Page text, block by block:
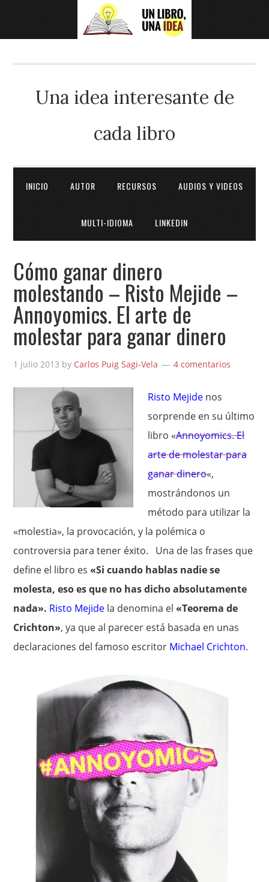
Una idea interesante de
cada libro
INICIO AUTOR RECURSOS AUDIOS Y VIDEOS
MULTI-IDIOMA LINKEDIN
Cómo ganar dinero
molestando – Risto Mejide –
Annoyomics. El arte de
molestar para ganar dinero
1 julio 2013 by Carlos Puig Sagi-Vela 4 comentarios
Risto Mejide nos
sorprende en su último
libro «Annoyomics. El
arte de molestar para
ganar dinero«,
mostrándonos un
método para utilizar la
«molestia», la provocación, y la polémica o
controversia para tener éxito. Una de las frases que
define el libro es«Si cuando hablas nadie se
molesta, eso es que no has dicho absolutamente
nada». Risto Mejide la denomina el«Teorema de
Crichton», ya que al parecer está basada en unas
declaraciones del famoso escritor Michael Crichton.